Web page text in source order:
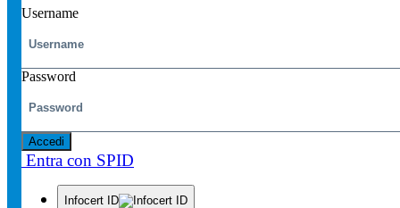
Username
Password
Accedi
Entra con SPID
Infocert ID